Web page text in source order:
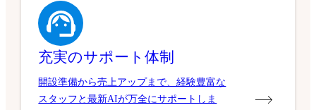
充実のサポート体制
開設準備から売上アップまで、経験豊富な
スタッフと最新AIが万全にサポートしま